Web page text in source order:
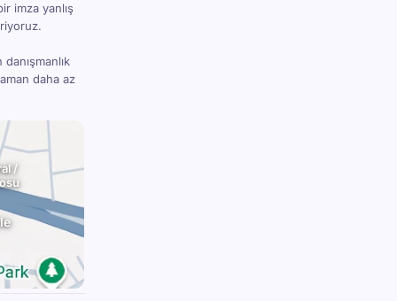
imza yanlış
daha az
/